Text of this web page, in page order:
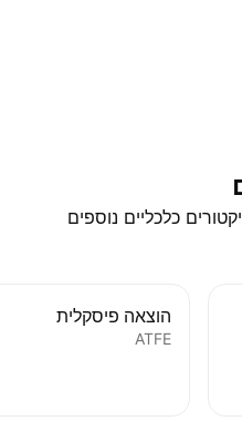
כלכליים נוספים
הוצאה פיסקלית
ATFE